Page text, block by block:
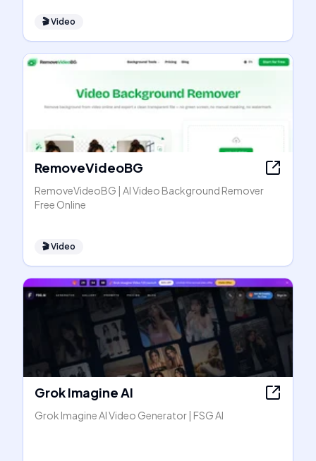
🎬Video
RemoveVideoBG
RemoveVideoBG | AI Video Background Remover
Free Online
🎬Video
Grok Imagine AI
Grok Imagine AI Video Generator | FSG AI